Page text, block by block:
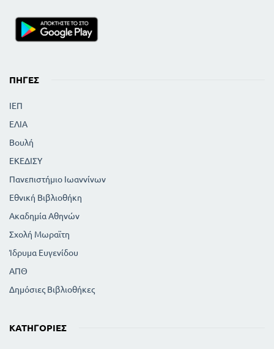
ΠΗΓΈΣ
ΙΕΠ
ΕΛΙΑ
Βουλή
ΕΚΕΔΙΣΥ
Πανεπιστήμιο Ιωαννίνων
Εθνική Βιβλιοθήκη
Ακαδημία Αθηνών
Σχολή Μωραϊτη
Ίδρυμα Ευγενίδου
ΑΠΘ
Δημόσιες Βιβλιοθήκες
ΚΑΤΗΓΟΡΊΕΣ